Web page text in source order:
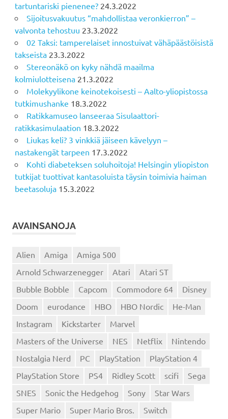
tartuntariski pienenee? 24.3.2022
Sijoitusvakuutus “mahdollistaa veronkierron” –
valvonta tehostuu 23.3.2022
02 Taksi: tamperelaiset innostuivat vähäpäästöisistä
takseista 23.3.2022
Stereonäkö on kyky nähdä maailma
kolmiulotteisena 21.3.2022
Molekyylikone keinotekoisesti – Aalto-yliopistossa
tutkimushanke 18.3.2022
Ratikkamuseo lanseeraa Sisulaattori-
ratikkasimulaation 18.3.2022
Liukas keli? 3 vinkkiä jäiseen kävelyyn –
nastakengät tarpeen 17.3.2022
Kohti diabeteksen soluhoitoja! Helsingin yliopiston
tutkijat tuottivat kantasoluista täysin toimivia haiman
beetasoluja 15.3.2022
AVAINSANOJA
Alien Amiga
Amiga 500
Arnold Schwarzenegger
Atari
Atari ST
Bubble Bobble
Capcom Commodore 64
Disney
Doom
eurodance HBO HBO Nordic
He-Man
Instagram
Kickstarter
Marvel
Masters of the Universe
NES Netflix
Nintendo
Nostalgia Nerd
PC PlayStation
PlayStation 4
PlayStation Store
PS4 Ridley Scott scifi
Sega
SNES
Sonic the Hedgehog Sony
Star Wars
Super Mario
Super Mario Bros. Switch